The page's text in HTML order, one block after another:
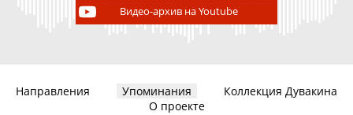
Видео-архив на Youtube
Направления Упоминания
Коллекция Дувакина
О проекте